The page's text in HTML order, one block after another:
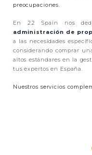
preocupaciones.
En 22 Spain nos
administración de
a las necesidades
considerando comprar
altos estándares en la
tus expertos en España.
Nuestros servicios